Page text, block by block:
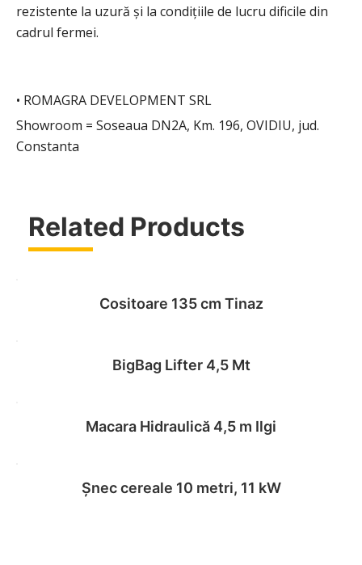
rezistente la uzură și la condițiile de lucru dificile din
cadrul fermei.
• ROMAGRA DEVELOPMENT SRL
Showroom = Soseaua DN2A, Km. 196, OVIDIU, jud.
Constanta
Related Products
Cositoare 135 cm Tinaz
BigBag Lifter 4,5 Mt
Macara Hidraulică 4,5 m Ilgi
Șnec cereale 10 metri, 11 kW